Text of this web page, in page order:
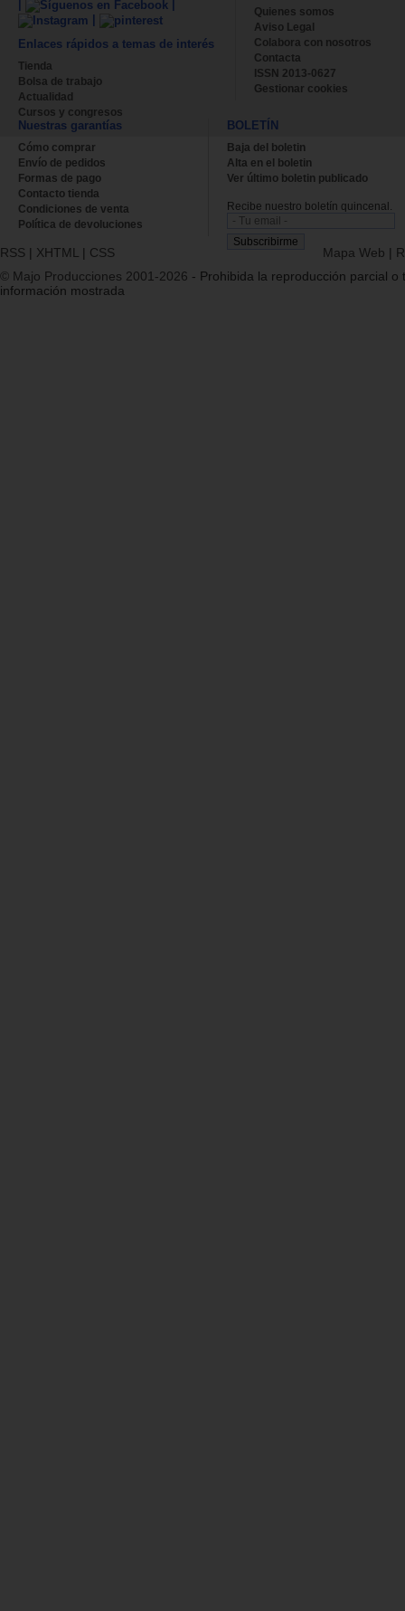
Enlaces rápidos a temas de interés
Tienda
Bolsa de trabajo
Actualidad
Cursos y congresos
Quienes somos
Aviso Legal
Colabora con nosotros
Contacta
ISSN 2013-0627
Gestionar cookies
Nuestras garantías
Cómo comprar
Envío de pedidos
Formas de pago
Contacto tienda
Condiciones de venta
Política de devoluciones
BOLETÍN
Baja del boletin
Alta en el boletin
Ver último boletin publicado
Recibe nuestro boletín quincenal.
RSS | XHTML | CSS Mapa Web |
© Majo Producciones 2001-2026 - Prohibida la reproducción parcial o
información mostrada